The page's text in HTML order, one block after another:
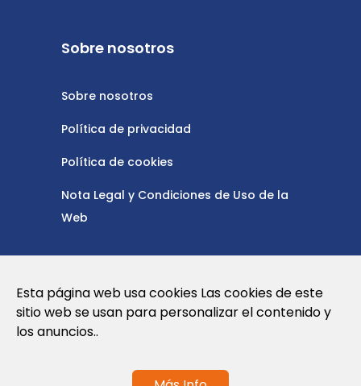
Sobre nosotros
Sobre nosotros
Política de privacidad
Política de cookies
Nota Legal y Condiciones de Uso de la
Web
info@globalagents.net
Esta página web usa cookies Las cookies de este
sitio web se usan para personalizar el contenido y
los anuncios..